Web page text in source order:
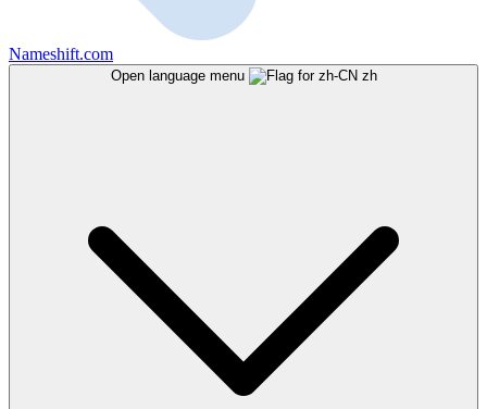
Nameshift.com
Open language menu zh